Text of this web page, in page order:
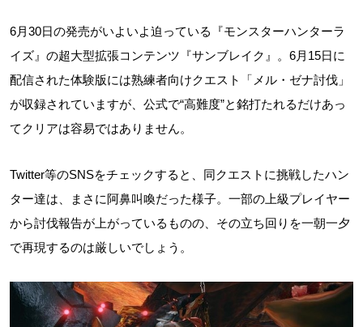
6月30日の発売がいよいよ迫っている『モンスターハンターラ
イズ』の超大型拡張コンテンツ『サンブレイク』。6月15日に
配信された体験版には熟練者向けクエスト「メル・ゼナ討伐」
が収録されていますが、公式で“高難度”と銘打たれるだけあっ
てクリアは容易ではありません。
Twitter等のSNSをチェックすると、同クエストに挑戦したハン
ター達は、まさに阿鼻叫喚だった様子。一部の上級プレイヤー
から討伐報告が上がっているものの、その立ち回りを一朝一夕
で再現するのは厳しいでしょう。